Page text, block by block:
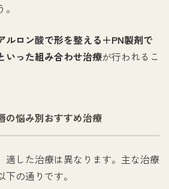
ルロン酸で形を整える＋PN製剤で
いった組み合わせ治療が行われるこ
の悩み別おすすめ治療
適した治療は異なります。主な治療
の通りです。